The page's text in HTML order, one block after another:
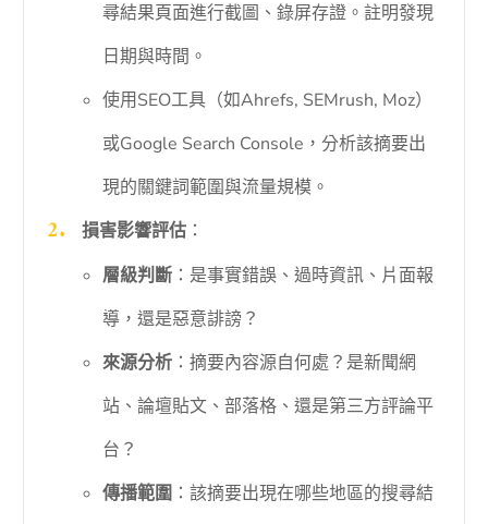
尋結果頁面進行截圖、錄屏存證。註明發現
日期與時間。
使用SEO工具（如Ahrefs, SEMrush, Moz）
或Google Search Console，分析該摘要出
現的關鍵詞範圍與流量規模。
損害影響評估：
層級判斷：是事實錯誤、過時資訊、片面報
導，還是惡意誹謗？
來源分析：摘要內容源自何處？是新聞網
站、論壇貼文、部落格、還是第三方評論平
台？
傳播範圍 ：該摘要出現在哪些地區的搜尋結